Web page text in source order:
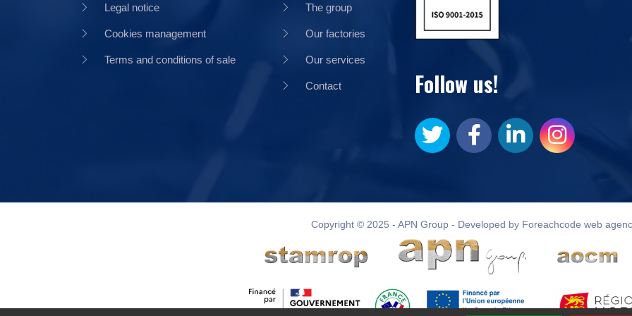
Legal notice
Cookies management
Terms and conditions of sale
The group
Our factories
Our services
Contact Follow us!
Copyright © 2025 - APN Group - Developed by Foreachcode web